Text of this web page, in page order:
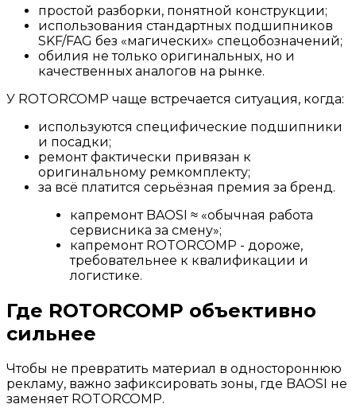
простой разборки, понятной конструкции;
использования стандартных подшипников
SKF/FAG без «магических» спецобозначений;
обилия не только оригинальных, но и
качественных аналогов на рынке.
У ROTORCOMP чаще встречается ситуация, когда:
используются специфические подшипники
и посадки;
ремонт фактически привязан к
оригинальному ремкомплекту;
за всё платится серьёзная премия за бренд.
капремонт BAOSI ≈ «обычная работа
сервисника за смену»;
капремонт ROTORCOMP - дороже,
требовательнее к квалификации и
логистике.
Где ROTORCOMP объективно
сильнее
Чтобы не превратить материал в одностороннюю
рекламу, важно зафиксировать зоны, где BAOSI не
заменяет ROTORCOMP.